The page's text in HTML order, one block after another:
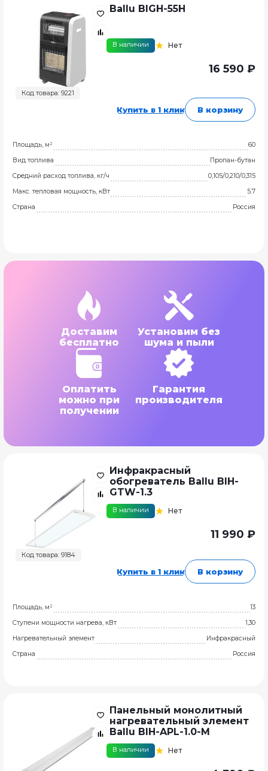
Код товара: 9221
Ballu BIGH-55H
В наличии Нет
16 590 ₽
Купить в 1 клик В корзину
Площадь, м²
60
Вид топлива
Пропан-бутан
Средний расход топлива, кг/ч
0,105/0,210/0,315
Макс. тепловая мощность, кВт
5.7
Страна
Россия
Доставим
бесплатно
Установим без
шума и пыли
Оплатить
можно при
получении
Гарантия
производителя
Код товара: 9184
Инфракрасный
обогреватель Ballu BIH-
GTW-1.3
В наличии Нет
11 990 ₽
Купить в 1 клик В корзину
Площадь, м²
13
Ступени мощности нагрева, кВт
1,30
Нагревательный элемент
Инфракрасный
Страна
Россия
Панельный монолитный
нагревательный элемент
Ballu BIH-APL-1.0-M
В наличии Нет